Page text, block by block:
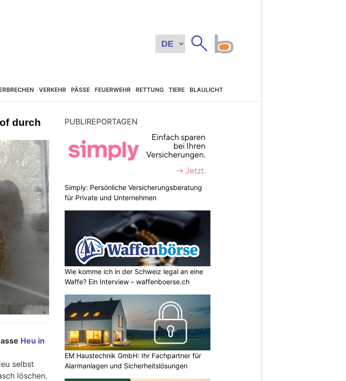
VERKEHR PÄSSE FEUERWEHR RETTUNG TIERE BLAULICHT
durch
Heu in
selbst
löschen.
PUBLIREPORTAGEN
Simply: Persönliche Versicherungsberatung
für Private und Unternehmen
Wie komme ich in der Schweiz legal an eine
Waffe? Ein Interview – waffenboerse.ch
EM Haustechnik GmbH: Ihr Fachpartner für
Alarmanlagen und Sicherheitslösungen